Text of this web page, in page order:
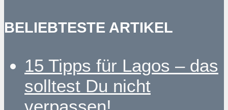
BELIEBTESTE ARTIKEL
15 Tipps für Lagos – das
solltest Du nicht